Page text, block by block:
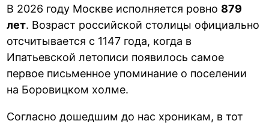
В 2026 году Москве исполняется ровно 879
лет. Возраст российской столицы официально
отсчитывается с 1147 года, когда в
Ипатьевской летописи появилось самое
первое письменное упоминание о поселении
на Боровицком холме.
Согласно дошедшим до нас хроникам, в тот